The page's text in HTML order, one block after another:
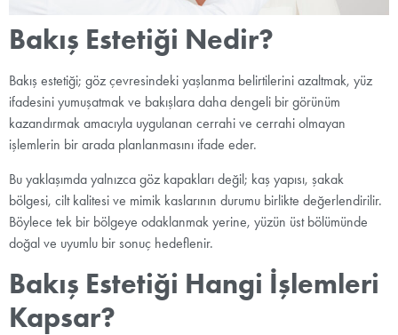
Bakış Estetiği Nedir?
Bakış estetiği; göz çevresindeki yaşlanma belirtilerini azaltmak, yüz
ifadesini yumuşatmak ve bakışlara daha dengeli bir görünüm
kazandırmak amacıyla uygulanan cerrahi ve cerrahi olmayan
işlemlerin bir arada planlanmasını ifade eder.
Bu yaklaşımda yalnızca göz kapakları değil; kaş yapısı, şakak
bölgesi, cilt kalitesi ve mimik kaslarının durumu birlikte değerlendirilir.
Böylece tek bir bölgeye odaklanmak yerine, yüzün üst bölümünde
doğal ve uyumlu bir sonuç hedeflenir.
Bakış Estetiği Hangi İşlemleri
Kapsar?